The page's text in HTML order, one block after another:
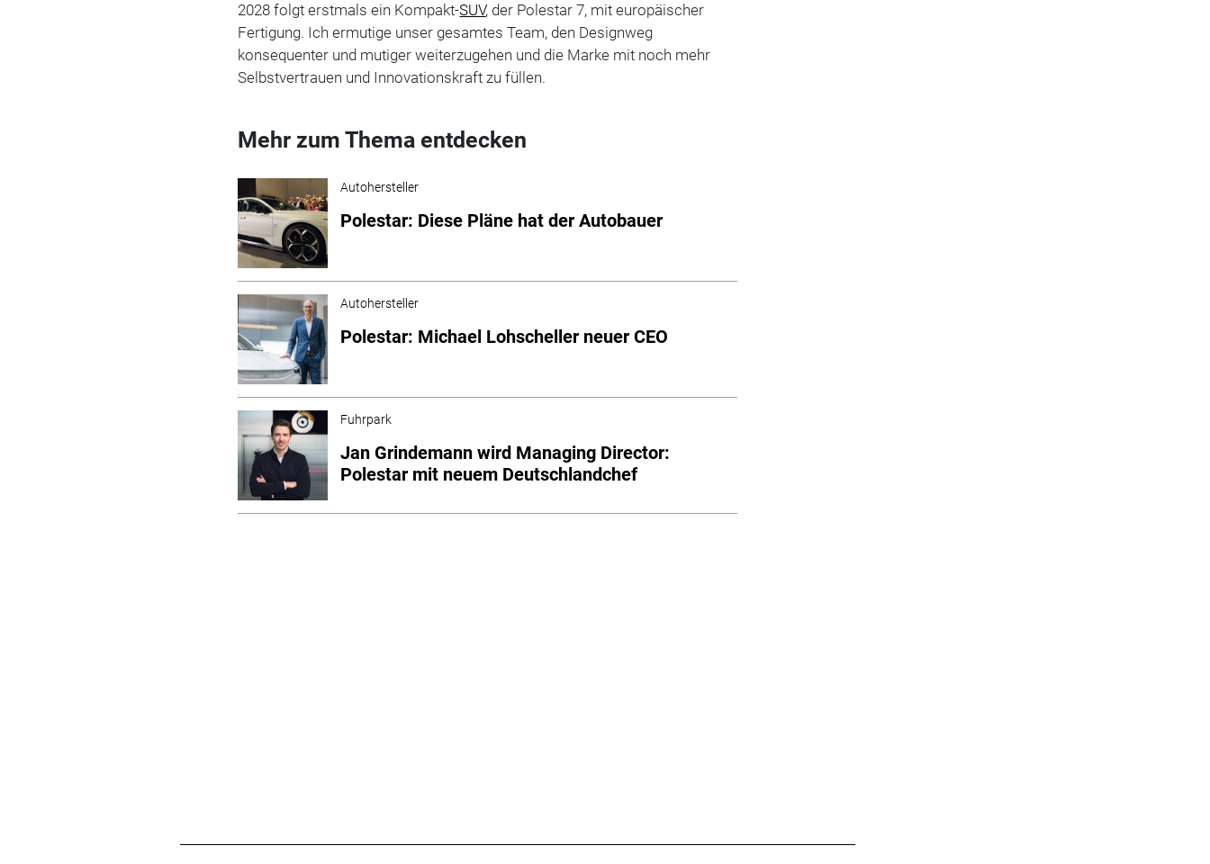
2028 folgt erstmals ein Kompakt-SUV, der Polestar 7, mit europäischer
Fertigung. Ich ermutige unser gesamtes Team, den Designweg
konsequenter und mutiger weiterzugehen und die Marke mit noch mehr
Selbstvertrauen und Innovationskraft zu füllen.
Mehr zum Thema entdecken
Autohersteller
Polestar: Diese Pläne hat der Autobauer
Autohersteller
Polestar: Michael Lohscheller neuer CEO
Fuhrpark
Jan Grindemann wird Managing Director:
Polestar mit neuem Deutschlandchef